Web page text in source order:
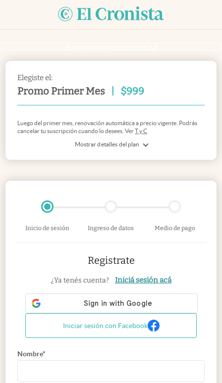
Elegiste el:
Promo Primer Mes $999
Mostrar detalles del plan
Luego del primer mes, renovación automática a precio vigente. Podrás
cancelar tu suscripción cuando lo desees. VerT y C
Inicio de sesión Ingreso de datos Medio de pago
Registrate
¿Ya tenés cuenta? Iniciá sesión acá
Iniciar sesión con Facebook
Nombre*